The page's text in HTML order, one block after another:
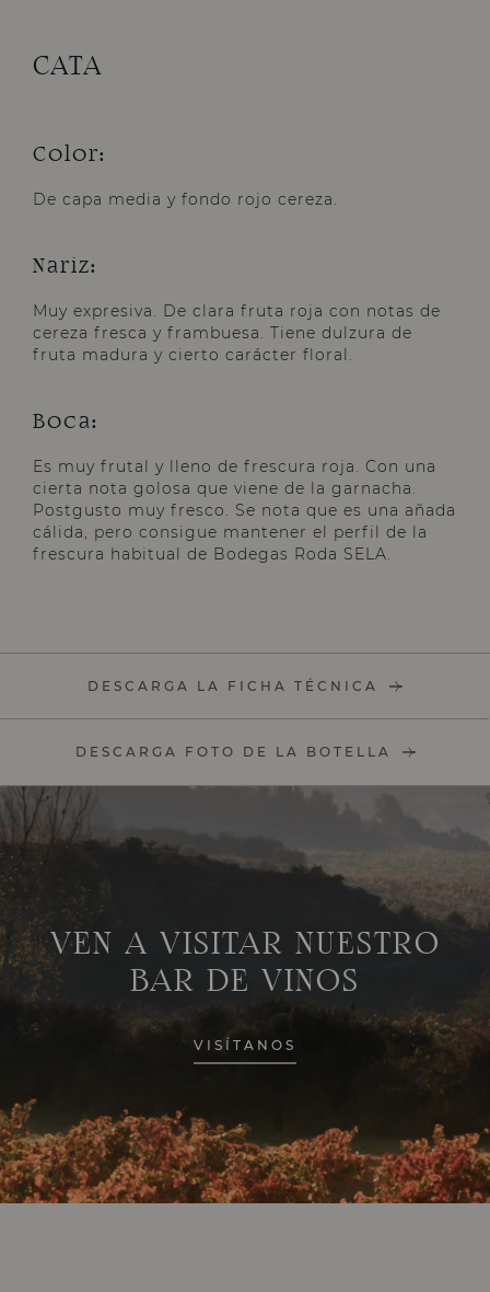
CATA
Color:
De capa media y fondo rojo cereza.
Nariz:
Muy expresiva. De clara fruta roja con notas de
cereza fresca y frambuesa. Tiene dulzura de
fruta madura y cierto carácter floral.
Boca:
Es muy frutal y lleno de frescura roja. Con una
cierta nota golosa que viene de la garnacha.
Postgusto muy fresco. Se nota que es una añada
cálida, pero consigue mantener el perfil de la
frescura habitual de Bodegas Roda SELA.
DESCARGA LA FICHA TÉCNICA
DESCARGA FOTO DE LA BOTELLA
VEN A VISITAR NUESTRO
BAR DE VINOS
VISÍTANOS